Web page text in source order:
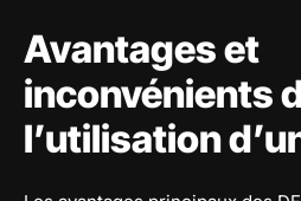
Avantages et
inconvénients
l’utilisation